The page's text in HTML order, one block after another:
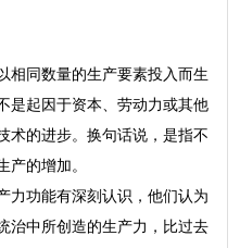
相同数量的生产要素投入而生
是起因于资本、劳动力或其他
术的进步。换句话说，是指不
产的增加。
力功能有深刻认识，他们认为
治中所创造的生产力，比过去